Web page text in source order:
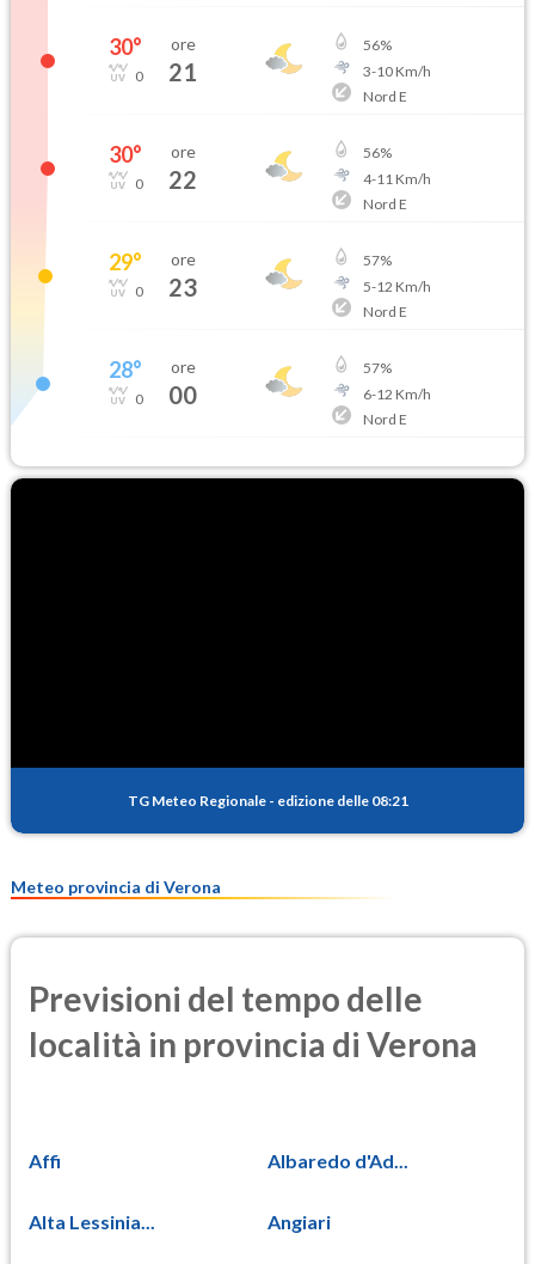
30°
0
ore
21
56%
3-10Km/h
Nord E
30°
0
ore
22
56%
4-11 Km/h
Nord E
29°
0
ore
23
57%
5-12 Km/h
Nord E
28°
0
ore
00
57%
6-12 Km/h
Nord E
TG Meteo Regionale - edizione delle 08:21
Meteo provincia di Verona
Previsioni del tempo delle
località in provincia di Verona
Affi Albaredo d'Ad...
Alta Lessinia... Angiari